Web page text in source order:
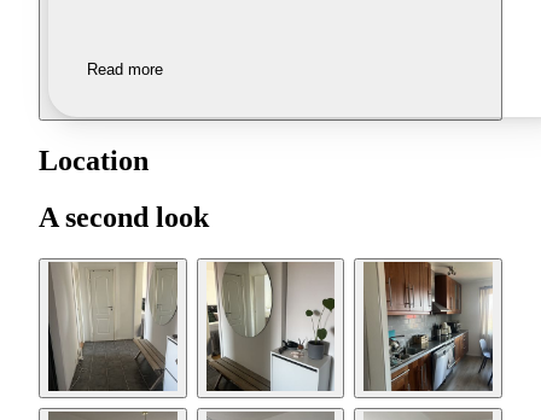
Read more
Location
A second look